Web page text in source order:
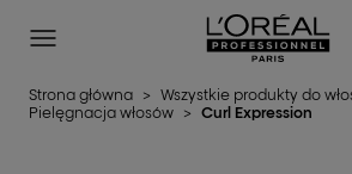
L'Oréal Professionnel Paris
Site Menu
Strona główna > Wszystkie produkty do
Pielęgnacja włosów > Curl Expression